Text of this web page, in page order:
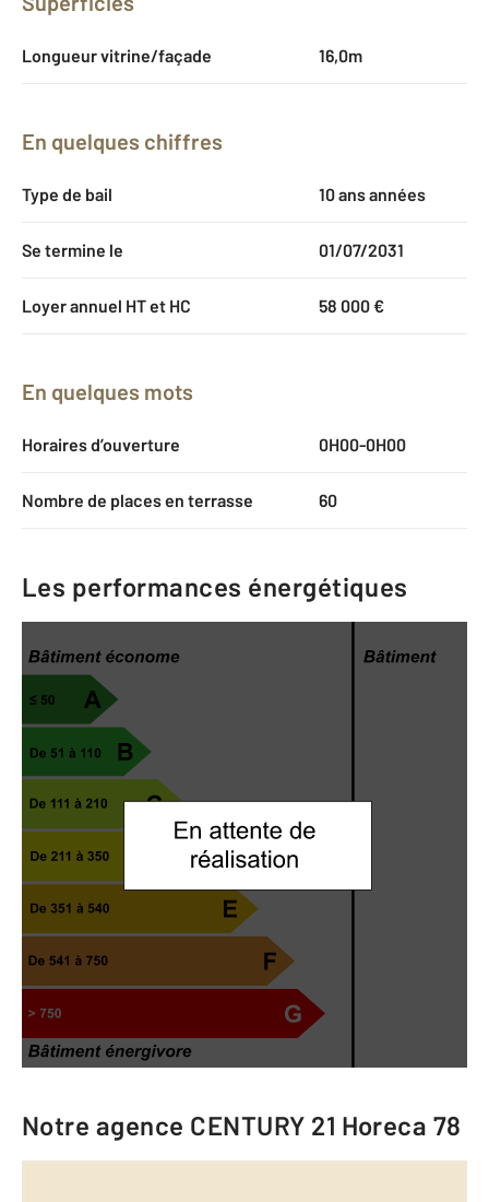
Longueur vitrine/façade 16,0m
En quelques chiffres
Type de bail 10 ans années
Se termine le 01/07/2031
Loyer annuel HT et HC 58 000 €
En quelques mots
Horaires d’ouverture 0H00-0H00
Nombre de places en terrasse 60
Les performances énergétiques
Notre agence CENTURY 21 Horeca 78